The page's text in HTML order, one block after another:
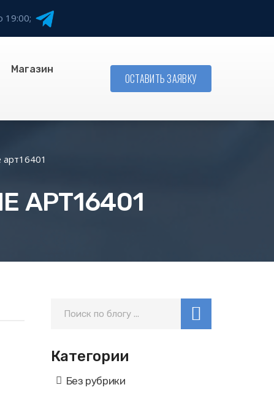
19:00;
Магазин
ОСТАВИТЬ ЗАЯВКУ
АРТ16401
Категории
Без рубрики